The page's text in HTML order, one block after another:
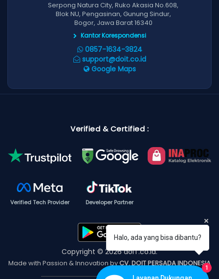
Halo, ada yang bisa dibantu?
1
Serpong Natura City, Ruko Akasia No.608,
Blok NU, Pengasinan, Gunung Sindur,
Bogor, Jawa Barat 16340
Kantor Korespondensi
0857-1634-3824
support@doit.co.id
Google Maps
Verified & Certified :
Verified Tech Provider Developer Partner
Copyright © 2026 doIT.co.id.
Made with Passion & Innovation byCV. DOIT PERSADA INDONESIA